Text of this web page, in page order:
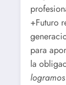
+Futuro
para
la